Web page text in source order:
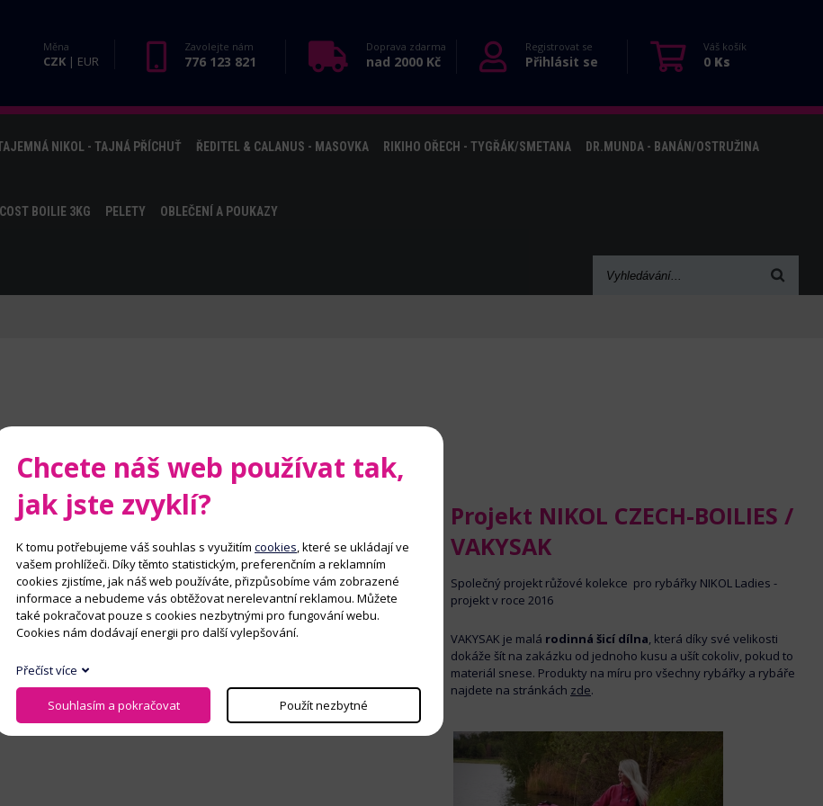
Měna
CZK | EUR
Zavolejte nám
776 123 821
Doprava zdarma
nad 2000 Kč
Registrovat se
Přihlásit se
Váš košík
0
NIKOL - TAJNÁ PŘÍCHUŤ ŘEDITEL & CALANUS - MASOVKA RIKIHO OŘECH - TYGŘÁK/SMETANA DR.MUNDA - BANÁN/OSTRUŽINA
BOILIE 3KG PELETY OBLEČENÍ A POUKAZY
napříč ČR.
Rybářský kroužek Jedovnice
Rybářský kroužek Jedovnice provozuje Moravský rybářský
svaz, z. s. pobočný spolek Blansko.
Děti se zde naučí se základní dovednosti v rybolovné technice,
základní znalosti zákona o rybářství a v neposlední řadě také
poznání druhů ryb. Součástí je také praktická výuka
Projekt NIKOL CZECH-BOILIES /
VAKYSAK
Společný projekt růžové kolekce pro rybářky NIKOL Ladies -
projekt v roce 2016
VAKYSAK je malá rodinná šicí dílna , která díky své velikosti
dokáže šít na zakázku od jednoho kusu a ušít cokoliv, pokud to
materiál snese. Produkty na míru pro všechny rybářky a rybáře
najdete na stránkách zde.
Chcete náš web používat tak,
jak jste zvyklí?
K tomu potřebujeme váš souhlas s využitím cookies , které se ukládají ve
vašem prohlížeči. Díky těmto statistickým, preferenčním a reklamním
cookies zjistíme, jak náš web používáte, přizpůsobíme vám zobrazené
informace a nebudeme vás obtěžovat nerelevantní reklamou. Můžete
také pokračovat pouze s cookies nezbytnými pro fungování webu.
Cookies nám dodávají energii pro další vylepšování.
Přečíst více
Souhlasím a pokračovat Použít nezbytné